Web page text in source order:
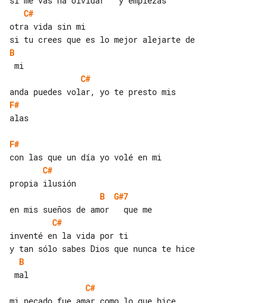
C#
otra vida sin mi
B
C#
F#
alas
F#
C#
B
G#7
C#
inventé en la vida por ti
B
C#